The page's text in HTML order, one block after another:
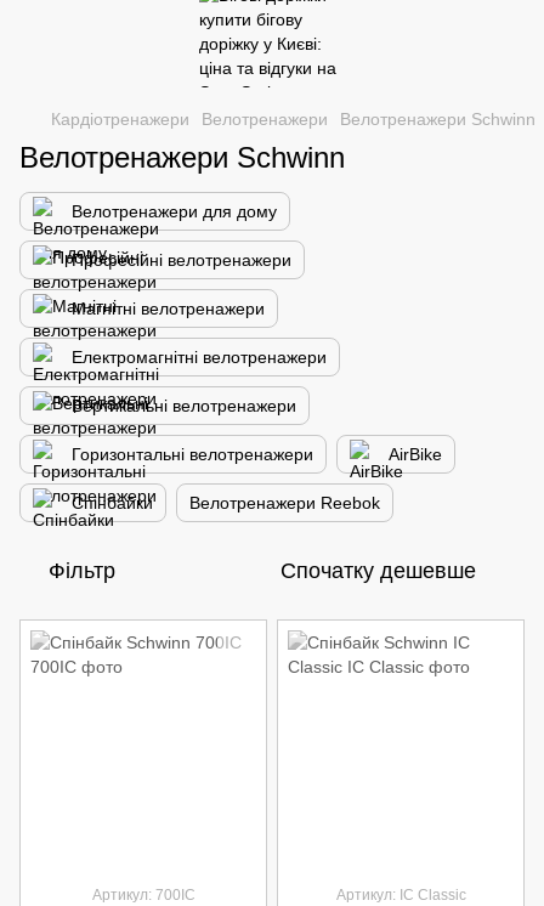
Кардіотренажери Велотренажери Велотренажери Schwinn
Велотренажери Schwinn
Велотренажери для дому
Професійні велотренажери
Магнітні велотренажери
Електромагнітні велотренажери
Вертикальні велотренажери
Горизонтальні велотренажери AirBike
Спінбайки Велотренажери Reebok
Фільтр Спочатку дешевше
Артикул: 700IC Артикул: IC Classic